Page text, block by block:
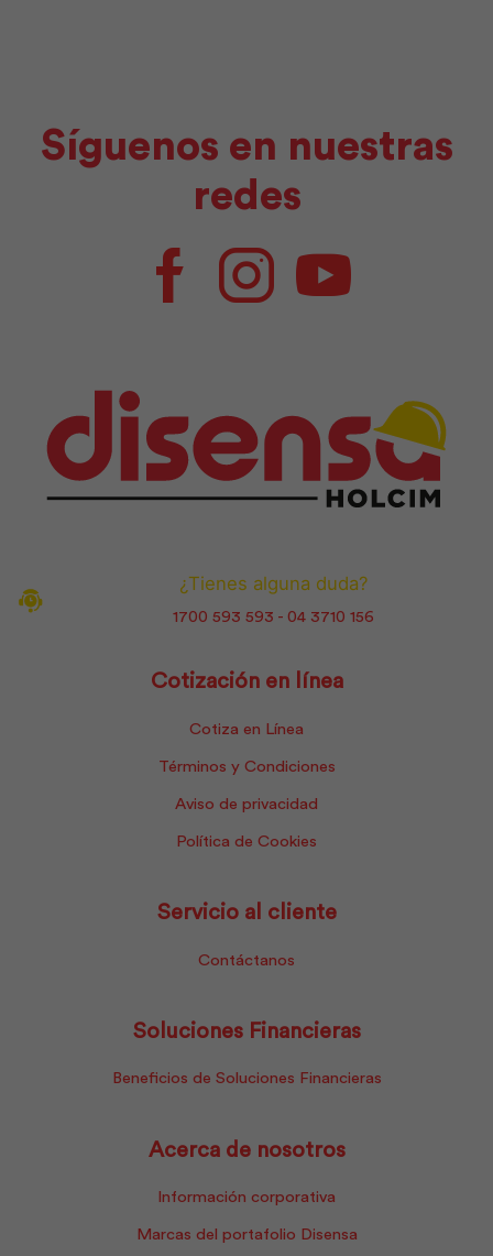
Síguenos en nuestras
redes
FacebookInstagramYoutube
¿Tienes alguna duda?
1700 593 593 - 04 3710 156
Cotización en línea
Cotiza en Línea
Términos y Condiciones
Aviso de privacidad
Política de Cookies
Servicio al cliente
Contáctanos
Soluciones Financieras
Beneficios de Soluciones Financieras
Acerca de nosotros
Información corporativa
Marcas del portafolio Disensa